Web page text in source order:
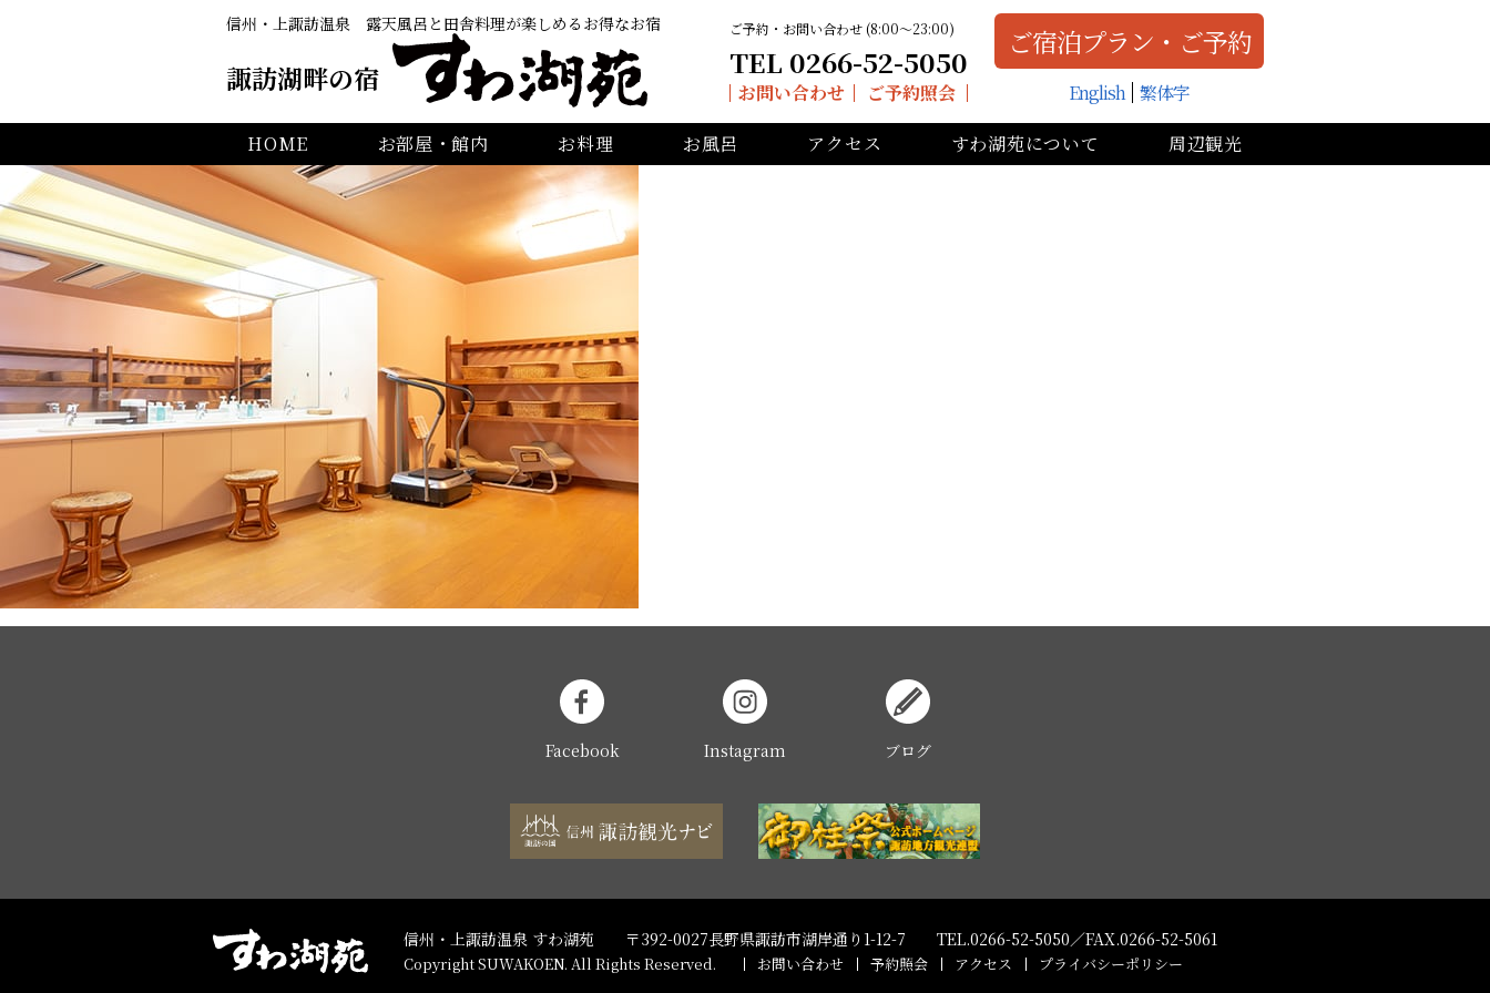
信州・上諏訪温泉 露天風呂と田舎料理が楽しめるお得なお宿
諏訪湖畔の宿
ご予約・お問い合わせ (8:00〜23:00)
TEL 0266-52-5050
お問い合わせ ご予約照会
ご宿泊プラン・ご予約
English 繁体字
HOME
お部屋・館内 お料理 お風呂 アクセス すわ湖苑について 周辺観光
Facebook Instagram ブログ
信州・上諏訪温泉 すわ湖苑 〒392-0027長野県諏訪市湖岸通り1-12-7 TEL.0266-52-5050／FAX.0266-52-5061
Copyright SUWAKOEN. All Rights Reserved. お問い合わせ 予約照会 アクセス プライバシーポリシー